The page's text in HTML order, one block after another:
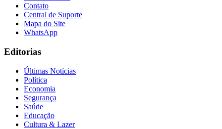
Contato
Central de Suporte
Mapa do Site
WhatsApp
Editorias
Últimas Notícias
Política
Economia
Segurança
Saúde
Educação
Cultura & Lazer